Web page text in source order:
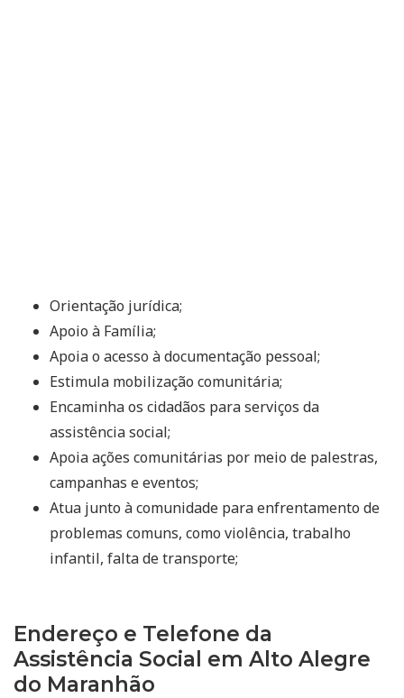
Orientação jurídica;
Apoio à Família;
Apoia o acesso à documentação pessoal;
Estimula mobilização comunitária;
Encaminha os cidadãos para serviços da
assistência social;
Apoia ações comunitárias por meio de palestras,
campanhas e eventos;
Atua junto à comunidade para enfrentamento de
problemas comuns, como violência, trabalho
infantil, falta de transporte;
Endereço e Telefone da
Assistência Social em Alto Alegre
do Maranhão